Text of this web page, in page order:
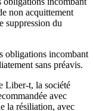
non acquittement
suppression du
obligations incombant
sans préavis.
Liber-t, la société
avec
la résiliation, avec